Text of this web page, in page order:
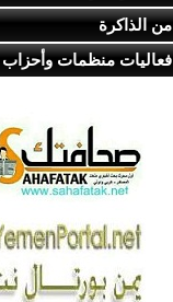
من الذاكرة
فعاليات منظمات وأحزاب